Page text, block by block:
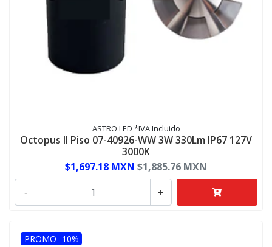
ASTRO LED *IVA Incluido
Octopus II Piso 07-40926-WW 3W 330Lm IP67 127V
3000K
$1,697.18 MXN $1,885.76 MXN
+
-
PROMO -10%